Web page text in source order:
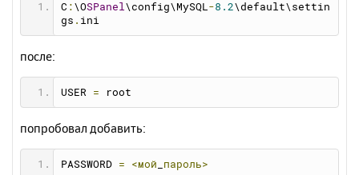
C : \OSPanel\config\MySQL-8.2\default\settin
gs . ini
после:
USER = root
попробовал добавить:
PASSWORD = <мой пароль>